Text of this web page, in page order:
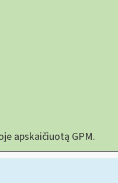
apskaičiuotą GPM.